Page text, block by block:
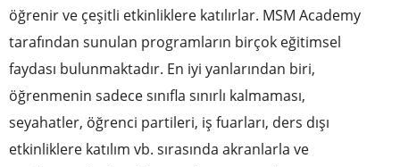
öğrenir ve çeşitli etkinliklere katılırlar. MSM Academy
tarafından sunulan programların birçok eğitimsel
faydası bulunmaktadır. En iyi yanlarından biri,
öğrenmenin sadece sınıfla sınırlı kalmaması,
seyahatler, öğrenci partileri, iş fuarları, ders dışı
etkinliklere katılım vb. sırasında akranlarla ve